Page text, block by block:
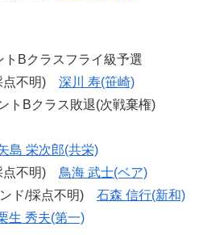
Bクラスフライ級予選
点不明) 深川 寿(笹崎)
トBクラス敗退(次戦棄権)
島 栄次郎(共栄)
点不明) 鳥海 武士(ベア)
ド/採点不明) 石森 信行(新和)
生 秀夫(第一)